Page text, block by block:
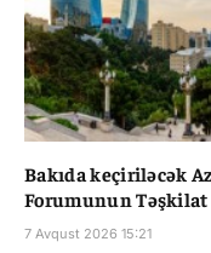
Bakıda keçiriləcək
Forumunun Təşkilat
7 Avqust 2026 15:21